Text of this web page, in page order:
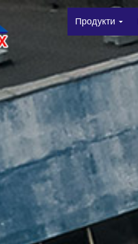
Продукти